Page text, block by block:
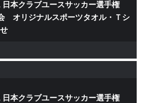
本クラブユースサッカー選手権
オリジナルスポーツタオル・Ｔシ
本クラブユースサッカー選手権